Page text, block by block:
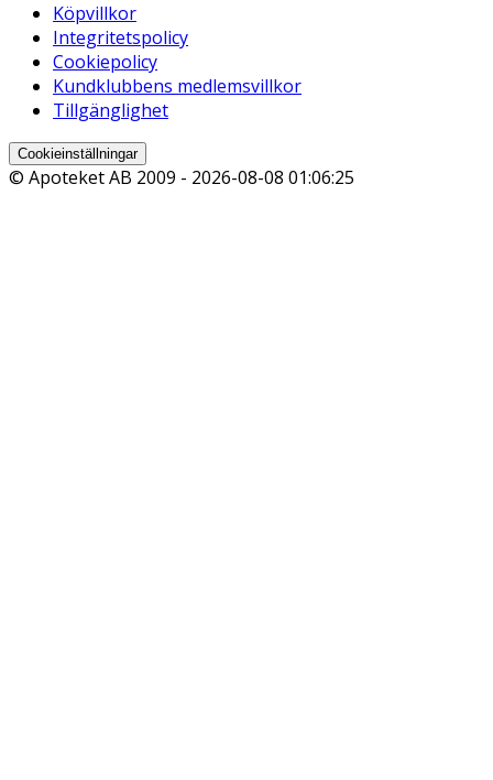
Köpvillkor
Integritetspolicy
Cookiepolicy
Kundklubbens medlemsvillkor
Tillgänglighet
Cookieinställningar
© Apoteket AB 2009 - 2026-08-08 01:06:25